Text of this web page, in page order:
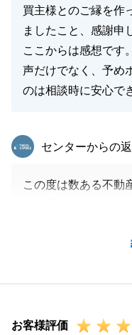
買主様とのご縁を作
ましたこと、感謝申
ここからは感想です。
声だけでなく、予め
のは相談時に安心で
東急リバブル
センターからの
この度は数ある不動
く、倉庫のご売却で
早期に買主様を見つ
東急リバブルではこ
パートが担当させて
お客様評価